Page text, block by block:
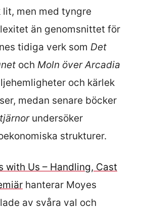
men med tyngre
än genomsnittet för
tidiga verk som Det
och Moln över Arcadia
och kärlek
medan senare böcker
undersöker
strukturer.
with Us – Handling, Cast
hanterar Moyes
av svåra val och